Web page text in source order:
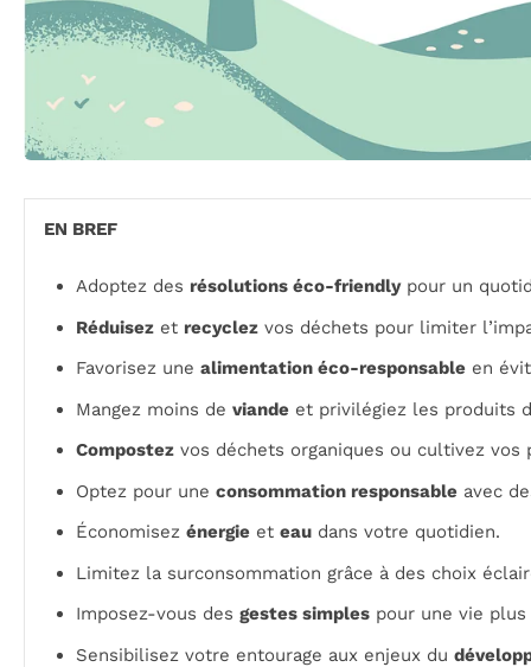
EN BREF
Adoptez des résolutions éco-friendlypour un
Réduisez et recyclez vos déchets pour limiter
Favorisez une alimentation éco-responsable en
Mangez moins de viande et privilégiez les produits
Compostez vos déchets organiques ou cultivez vos
Optez pour une consommation responsable avec
Économisez énergie et eau dans votre quotidien.
Limitez la surconsommation grâce à des choix
Imposez-vous des gestes simples pour une vie plus
Sensibilisez votre entourage aux enjeux du